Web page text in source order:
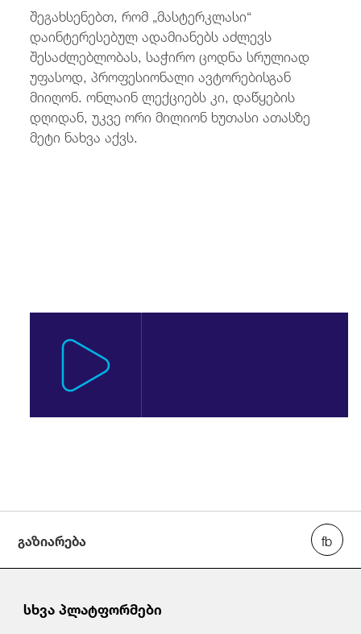
შეგახსენებთ, რომ „მასტერკლასი“
დაინტერესებულ ადამიანებს აძლევს
შესაძლებლობას, საჭირო ცოდნა სრულიად
უფასოდ, პროფესიონალი ავტორებისგან
მიიღონ. ონლაინ ლექციებს კი, დაწყების
დღიდან, უკვე ორი მილიონ ხუთასი ათასზე
მეტი ნახვა აქვს.
გაზიარება
სხვა პლატფორმები